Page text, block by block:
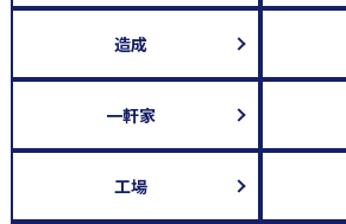
造成
一軒家
工場